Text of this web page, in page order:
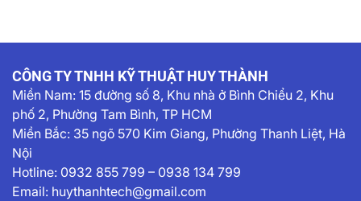
CÔNG TY TNHH KỸ THUẬT HUY THÀNH
Miền Nam: 15 đường số 8, Khu nhà ở Bình Chiểu 2, Khu
phố 2, Phường Tam Bình, TP HCM
Miền Bắc: 35 ngõ 570 Kim Giang, Phường Thanh Liệt, Hà
Nội
Hotline: 0932 855 799 – 0938 134 799
Email: huythanhtech@gmail.com